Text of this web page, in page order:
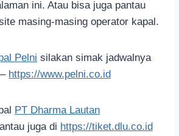
ini. Atau bisa juga pantau
masing-masing operator kapal.
Pelni silakan simak jadwalnya
https://www.pelni.co.id
PT Dharma Lautan
juga di https://tiket.dlu.co.id